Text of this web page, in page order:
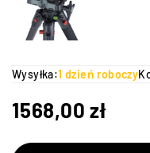
Wysyłka:1 dzień roboczy
1568,00 zł